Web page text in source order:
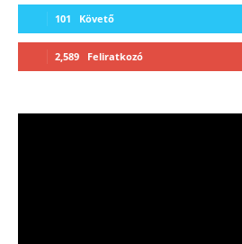
101 Követő
2,589 Feliratkozó